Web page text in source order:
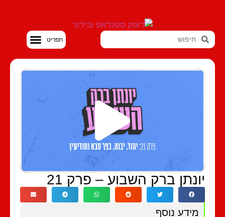
ברק השבוע – פרק 21
מידע נוסף